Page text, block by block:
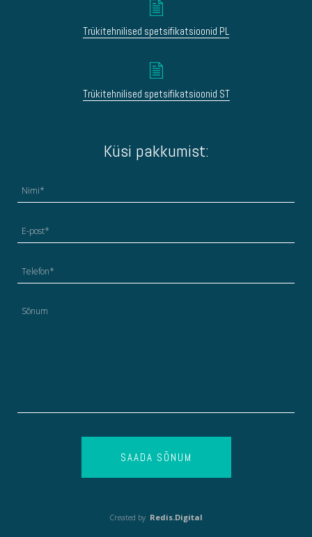
Trükitehnilised spetsifikatsioonid PL
Trükitehnilised spetsifikatsioonid ST
Küsi pakkumist:
SAADA SÕNUM
Created by Redis.Digital